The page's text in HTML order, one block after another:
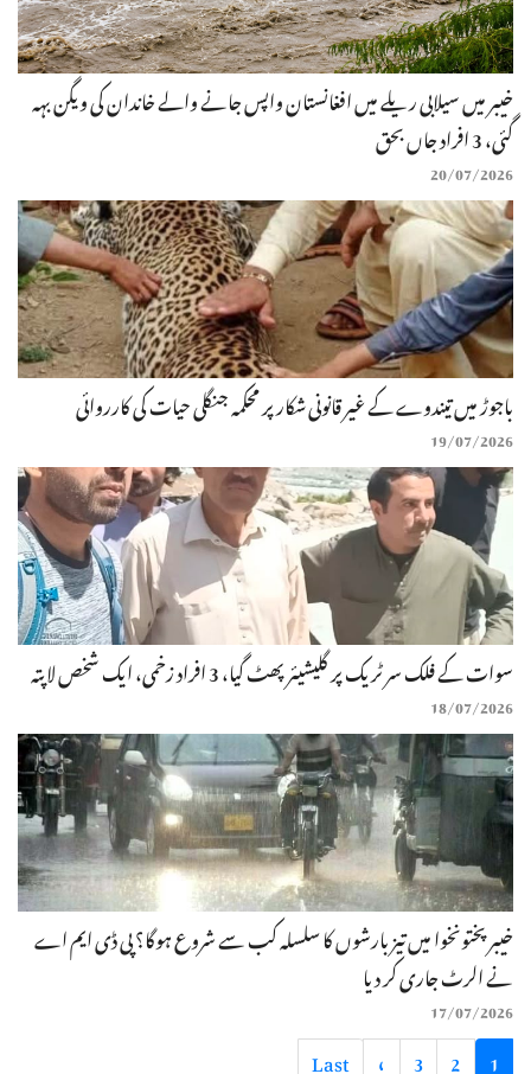
خیبر میں سیلابی ریلے میں افغانستان واپس جانے والے خاندان کی ویگن بہہ
گئی، 3 افراد جاں بحق
20/07/2026
باجوڑ میں تیندوے کے غیر قانونی شکار پر محکمہ جنگلی حیات کی کارروائی
19/07/2026
سوات کے فلک سر ٹریک پر گلیشیئر پھٹ گیا، 3 افراد زخمی، ایک شخص لاپتہ
18/07/2026
خیبرپختونخوا میں تیز بارشوں کا سلسلہ کب سے شروع ہوگا؟ پی ڈی ایم اے
نے الرٹ جاری کر دیا
17/07/2026
1
2
3
»
Last